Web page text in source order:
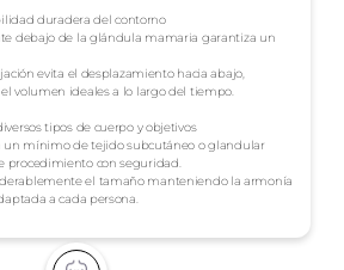
duradera del contorno
debajo de la glándula mamaria garantiza un
evita el desplazamiento hacia abajo,
volumen ideales a lo largo del tiempo.
tipos de cuerpo y objetivos
un mínimo de tejido subcutáneo o glandular
procedimiento con seguridad.
el tamaño manteniendo la armonía
a cada persona.